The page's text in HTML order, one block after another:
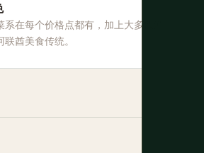
在每个价格点都有，加上大多数游
酋美食传统。